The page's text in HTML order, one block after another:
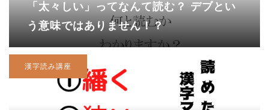
「太々しい」ってなんて読む？ デブとい
う意味ではありません！？
漢字読み講座